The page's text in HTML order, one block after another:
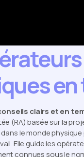
en
clairs et en
(RA) basée sur la
le monde
Elle guide les
connues sous le